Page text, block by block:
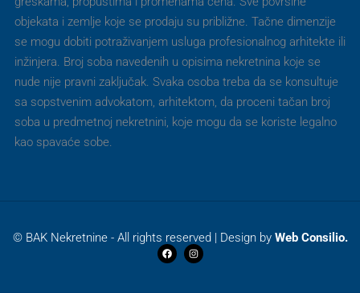
objekata i zemlje koje se prodaju su približne. Tačne dimenzije
se mogu dobiti potraživanjem usluga profesionalnog arhitekte ili
inžinjera. Broj soba navedenih u opisima nekretnina koje se
nude nije pravni zaključak. Svaka osoba treba da se konsultuje
sa sopstvenim advokatom, arhitektom, da proceni tačan broj
soba u predmetnoj nekretnini, koje mogu da se koriste legalno
kao spavaće sobe.
© BAK Nekretnine - All rights reserved | Design by Web Consilio.